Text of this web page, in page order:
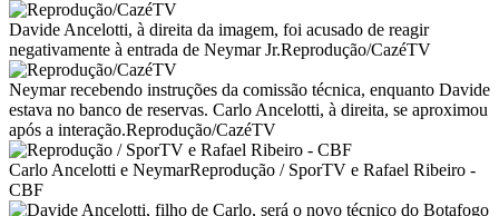
Davide Ancelotti, à direita da imagem, foi acusado de reagir
negativamente à entrada de Neymar Jr.Reprodução/CazéTV
Neymar recebendo instruções da comissão técnica, enquanto Davide
estava no banco de reservas. Carlo Ancelotti, à direita, se aproximou
após a interação.Reprodução/CazéTV
Carlo Ancelotti e NeymarReprodução / SporTV e Rafael Ribeiro -
CBF